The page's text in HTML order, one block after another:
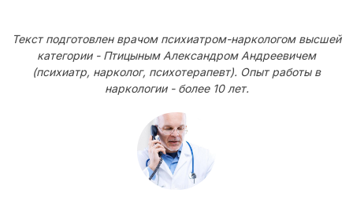
Текст подготовлен врачом психиатром-наркологом высшей
категории - Птицыным Александром Андреевичем
(психиатр, нарколог, психотерапевт). Опыт работы в
наркологии - более 10 лет.